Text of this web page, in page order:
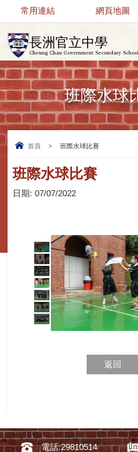
長洲官立中學
Cheung Chau Government Secondary School
常用連結 網頁地圖
班際水球
首頁 > 班際水球比賽
班際水球比賽
日期: 07/07/2022
返回
電話:29810514